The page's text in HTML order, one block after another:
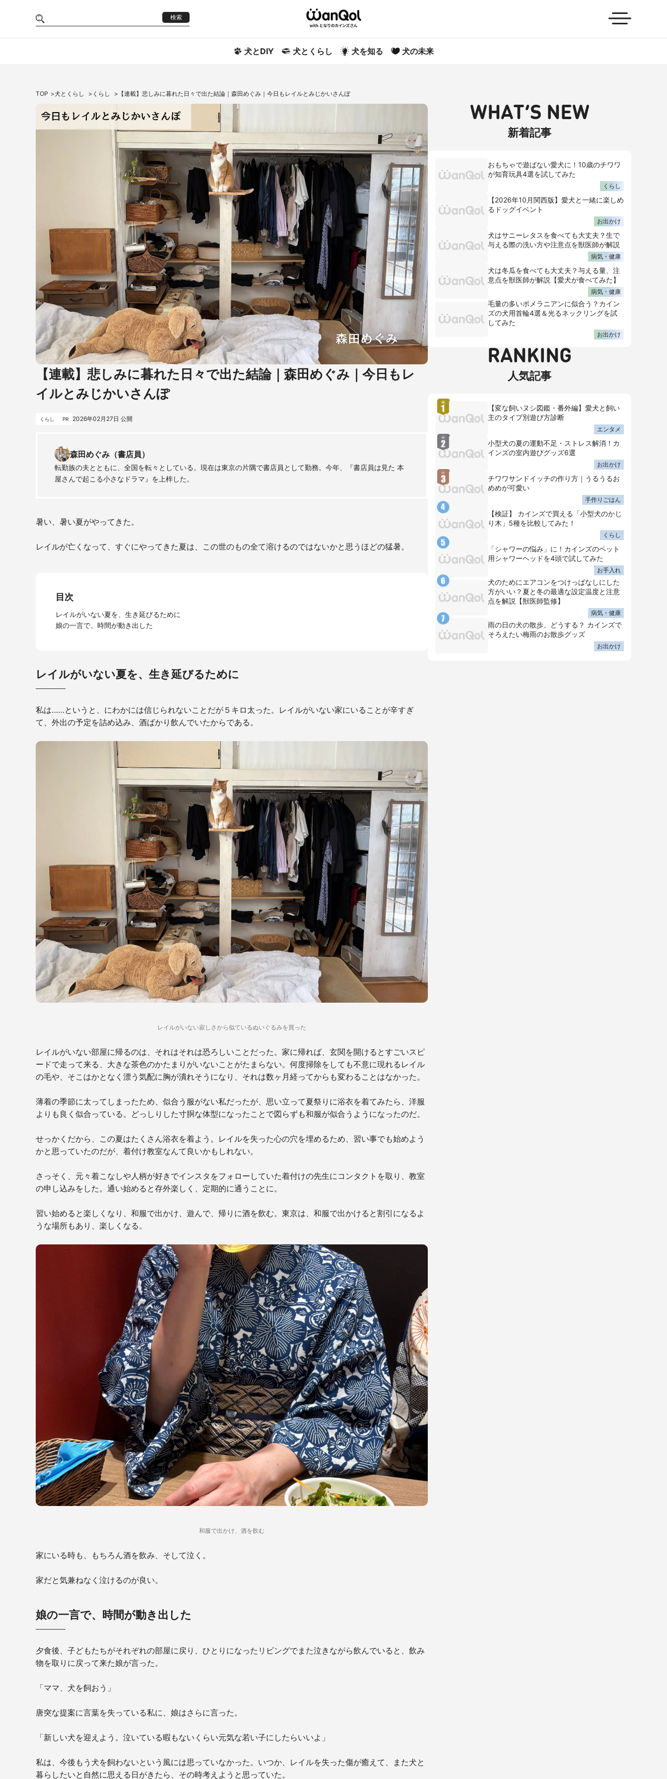
検索
犬とDIY 犬とくらし 犬を知る 犬の未来
TOP 犬とくらし くらし 【連載】悲しみに暮れた日々で出た結論｜森田めぐみ｜今日もレイルとみじかいさんぽ
【連載】悲しみに暮れた日々で出た結論｜森田めぐみ｜今日もレ
イルとみじかいさんぽ
くらし PR 2026年02月27日 公開
森田めぐみ（書店員）
転勤族の夫とともに、全国を転々としている。現在は東京の片隅で書店員として勤務。今年、『書店員は見た 本
屋さんで起こる小さなドラマ』を上梓した。
暑い、暑い夏がやってきた。
レイルが亡くなって、すぐにやってきた夏は、この世のもの全て溶けるのではないかと思うほどの猛暑。
目次
レイルがいない夏を、生き延びるために
娘の一言で、時間が動き出した
レイルがいない夏を、生き延びるために
私は……というと、にわかには信じられないことだが５キロ太った。レイルがいない家にいることが辛すぎ
て、外出の予定を詰め込み、酒ばかり飲んでいたからである。
レイルがいない寂しさから似ているぬいぐるみを買った
レイルがいない部屋に帰るのは、それはそれは恐ろしいことだった。家に帰れば、玄関を開けるとすごいスピ
ードで走って来る、大きな茶色のかたまりがいないことがたまらない。何度掃除をしても不意に現れるレイル
の毛や、そこはかとなく漂う気配に胸が潰れそうになり、それは数ヶ月経ってからも変わることはなかった。
薄着の季節に太ってしまったため、似合う服がない私だったが、思い立って夏祭りに浴衣を着てみたら、洋服
よりも良く似合っている。どっしりした寸胴な体型になったことで図らずも和服が似合うようになったのだ。
せっかくだから、この夏はたくさん浴衣を着よう。レイルを失った心の穴を埋めるため、習い事でも始めよう
かと思っていたのだが、着付け教室なんて良いかもしれない。
さっそく、元々着こなしや人柄が好きでインスタをフォローしていた着付けの先生にコンタクトを取り、教室
の申し込みをした。通い始めると存外楽しく、定期的に通うことに。
習い始めると楽しくなり、和服で出かけ、遊んで、帰りに酒を飲む。東京は、和服で出かけると割引になるよ
うな場所もあり、楽しくなる。
和服で出かけ、酒を飲む
家にいる時も、もちろん酒を飲み、そして泣く。
家だと気兼ねなく泣けるのが良い。
娘の一言で、時間が動き出した
夕食後、子どもたちがそれぞれの部屋に戻り、ひとりになったリビングでまた泣きながら飲んでいると、飲み
物を取りに戻って来た娘が言った。
「ママ、犬を飼おう」
唐突な提案に言葉を失っている私に、娘はさらに言った。
「新しい犬を迎えよう。泣いている暇もないくらい元気な若い子にしたらいいよ」
私は、今後もう犬を飼わないという風には思っていなかった。いつか、レイルを失った傷が癒えて、また犬と
暮らしたいと自然に思える日がきたら、その時考えようと思っていた。
WHAT’S NEW
新着記事
おもちゃで遊ばない愛犬に！10歳のチワワ
が知育玩具4選を試してみた
くらし
【2026年10月関西版】愛犬と一緒に楽しめ
るドッグイベント
お出かけ
犬はサニーレタスを食べても大丈夫？生で
与える際の洗い方や注意点を獣医師が解説
病気・健康
犬は冬瓜を食べても大丈夫？与える量、注
意点を獣医師が解説【愛犬が食べてみた】
病気・健康
毛量の多いポメラニアンに似合う？カイン
ズの犬用首輪4選＆光るネックリングを試
してみた
お出かけ
RANKING
人気記事
【変な飼いヌシ図鑑・番外編】愛犬と飼い
主のタイプ別遊び方診断
エンタメ
小型犬の夏の運動不足・ストレス解消！カ
インズの室内遊びグッズ6選
お出かけ
チワワサンドイッチの作り方｜うるうるお
めめが可愛い
手作りごはん
【検証】 カインズで買える「小型犬のかじ
り木」5種を比較してみた！
くらし
「シャワーの悩み」に！カインズのペット
用シャワーヘッドを4頭で試してみた
お手入れ
犬のためにエアコンをつけっぱなしにした
方がいい？夏と冬の最適な設定温度と注意
点を解説【獣医師監修】
病気・健康
雨の日の犬の散歩、どうする？ カインズで
そろえたい梅雨のお散歩グッズ
お出かけ